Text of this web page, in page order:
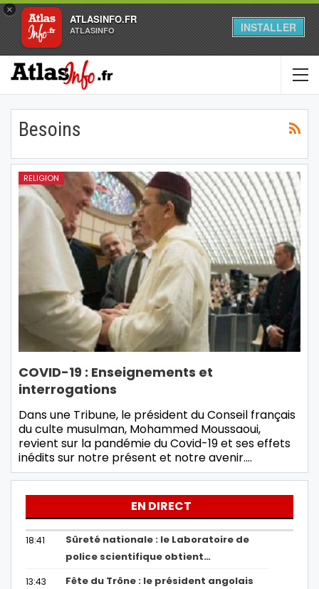
×
ATLASINFO.FR
ATLASINFO INSTALLER
Besoins
RELIGION
COVID-19 : Enseignements et
interrogations
Dans une Tribune, le président du Conseil français
du culte musulman, Mohammed Moussaoui,
revient sur la pandémie du Covid-19 et ses effets
inédits sur notre présent et notre avenir.…
EN DIRECT
18:41
Sûreté nationale : le Laboratoire de
police scientifique obtient…
13:43
Fête du Trône : le président angolais